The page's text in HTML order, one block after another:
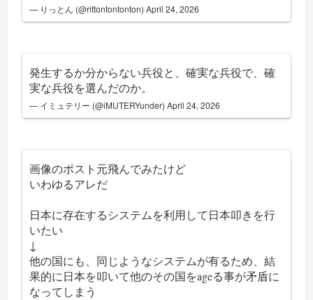
— りっとん (@rittontontonton)April 24, 2026
発生するか分からない兵役と、確実な兵役で、確
実な兵役を選んだのか。
— イミュテリー (@iMUTERYunder)April 24, 2026
画像のポスト元飛んでみたけど
いわゆるアレだ
日本に存在するシステムを利用して日本叩きを行
いたい
↓
他の国にも、同じようなシステムが有るため、結
果的に日本を叩いて他のその国をageる事が矛盾に
なってしまう